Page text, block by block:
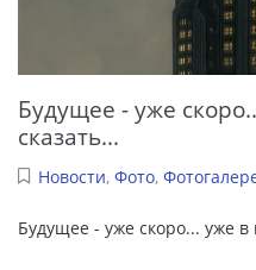
Будущее - уже
сказать...
Новости, Фото,
Будущее - уже скоро... уже в